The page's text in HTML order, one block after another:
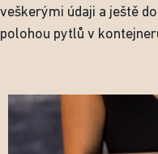
veškerými údaji a ještě
polohou pytlů v